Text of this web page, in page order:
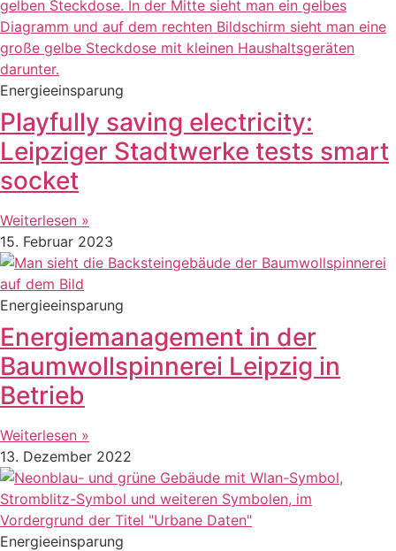
Energieeinsparung
Playfully saving electricity:
Leipziger Stadtwerke tests smart
socket
Weiterlesen »
15. Februar 2023
Energieeinsparung
Energiemanagement in der
Baumwollspinnerei Leipzig in
Betrieb
Weiterlesen »
13. Dezember 2022
Energieeinsparung